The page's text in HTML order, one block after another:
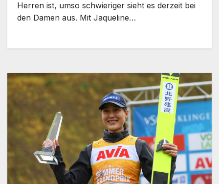
Herren ist, umso schwieriger sieht es derzeit bei
den Damen aus. Mit Jaqueline…